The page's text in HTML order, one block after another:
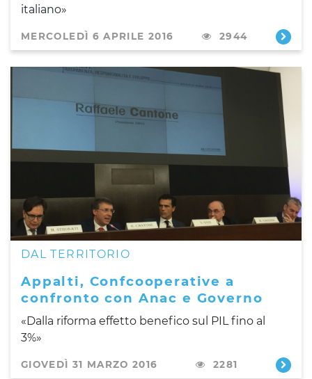
italiano»
MERCOLEDÌ 6 APRILE 2016 2944
DAL TERRITORIO
Appalti, Confcooperative a
confronto con Anac e Governo
«Dalla riforma effetto benefico sul PIL fino al
3%»
GIOVEDÌ 31 MARZO 2016 2281